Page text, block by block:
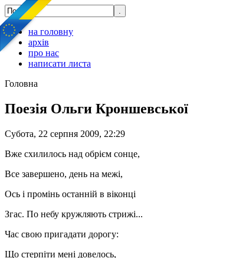
на головну
архів
про нас
написати листа
Головна
Поезія Ольги Кроншевської
Субота, 22 серпня 2009, 22:29
Вже схилилось над обрієм сонце,
Все завершено, день на межі,
Ось і промінь останній в віконці
Згас. По небу кружляють стрижі...
Час свою пригадати дорогу:
Що стерпіти мені довелось,